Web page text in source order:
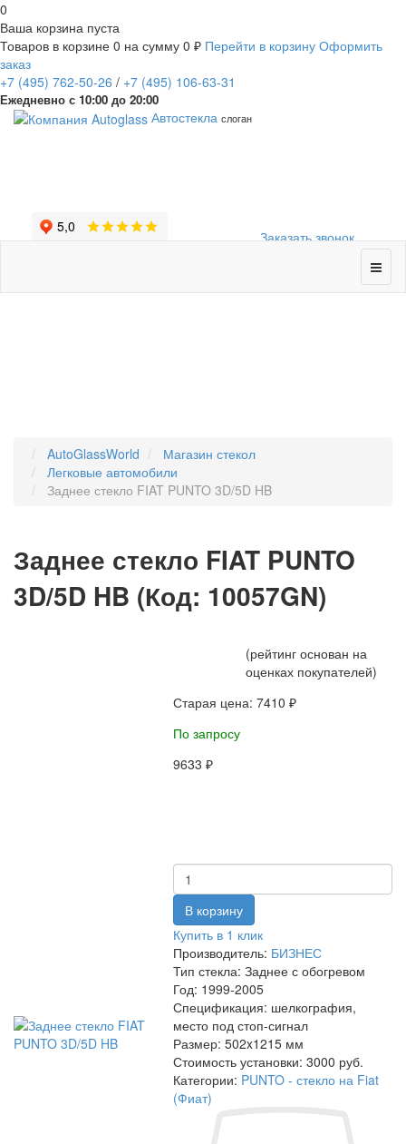
0
Ваша корзина пуста
Товаров в корзине 0 на сумму 0 ₽ Перейти в корзину Оформить
заказ
+7 (495) 762-50-26 / +7 (495) 106-63-31
Ежедневно с 10:00 до 20:00
Заказать звонок
Автостекла слоган
AutoGlassWorld
Магазин стекол
Легковые автомобили
Заднее стекло FIAT PUNTO 3D/5D HB
Заднее стекло FIAT PUNTO
3D/5D HB (Код: 10057GN)
(рейтинг основан на
оценках покупателей)
Старая цена: 7410 ₽
По запросу
9633 ₽
Купить в 1 клик
Производитель: БИЗНЕС
Тип стекла: Заднее с обогревом
Год: 1999-2005
Спецификация: шелкография,
место под стоп-сигнал
Размер: 502x1215 мм
Стоимость установки: 3000 руб.
Категории: PUNTO - стекло на Fiat
(Фиат)